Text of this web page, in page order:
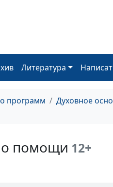
Литература
программ Духовное
о помощи 12+